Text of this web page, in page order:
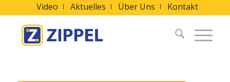
Video Aktuelles Über Uns Kontakt